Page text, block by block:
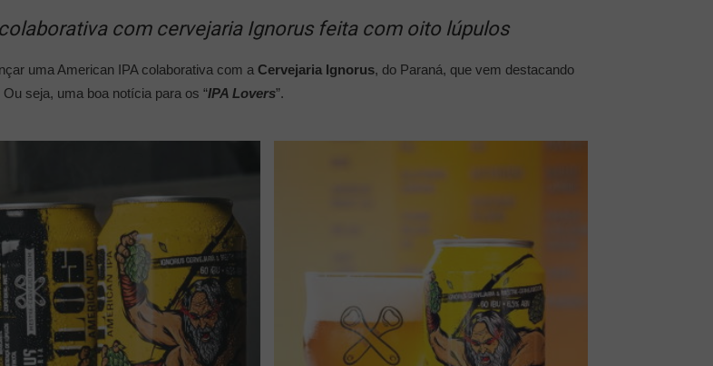
com cervejaria Ignorus feita com oito lúpulos
uma American IPA colaborativa com a Cervejaria Ignorus, do Paraná, que vem destacando
seja, uma boa notícia para os “IPA Lovers”.